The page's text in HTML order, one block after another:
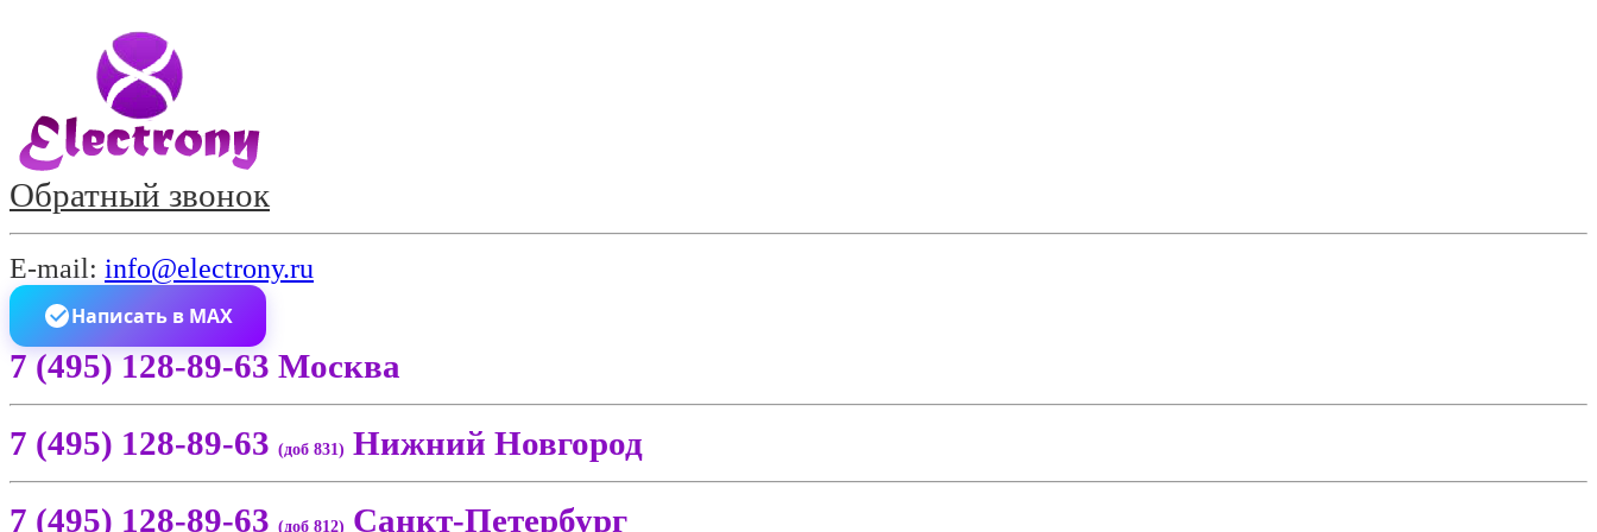
Обратный звонок
E-mail: info@electrony.ru
Написать в MAX
7 (495) 128-89-63 Москва
7 (495) 128-89-63 (доб 831) Нижний Новгород
7 (495) 128-89-63 (доб 812) Санкт-Петербург